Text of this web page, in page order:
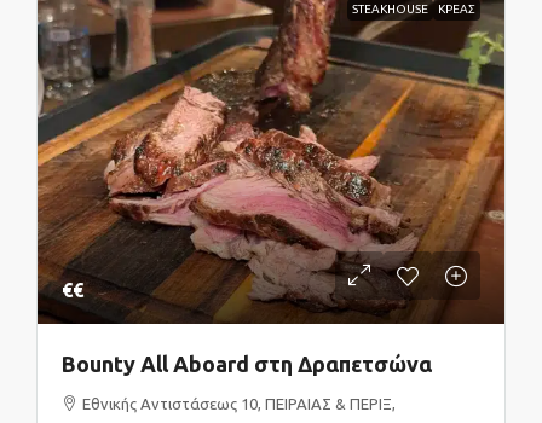
STEAKHOUSE ΚΡΕΑΣ
€€
Bounty All Aboard στη Δραπετσώνα
Εθνικής Αντιστάσεως 10, ΠΕΙΡΑΙΑΣ & ΠΕΡΙΞ,